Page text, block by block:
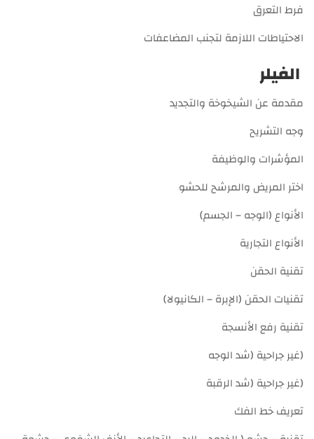
فرط التعرق
الاحتياطات اللازمة لتجنب المضاعفات
الفيلر
مقدمة عن الشيخوخة والتجديد
وجه التشريح
المؤشرات والوظيفة
اختر المريض والمرشح للحشو
الأنواع (الوجه – الجسم)
الأنواع التجارية
تقنية الحقن
تقنيات الحقن (الإبرة – الكانيولا)
تقنية رفع الأنسجة
(غير جراحية (شد الوجه
(غير جراحية (شد الرقبة
تعريف خط الفك